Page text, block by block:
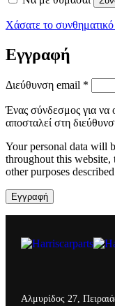
Χάσατε το
Εγγραφή
Διεύθυνση email *
Ένας σύνδεσμος για να
αποσταλεί στη
Your personal data will
throughout this website,
other purposes
Εγγραφή
Αλμυρίδος 27,